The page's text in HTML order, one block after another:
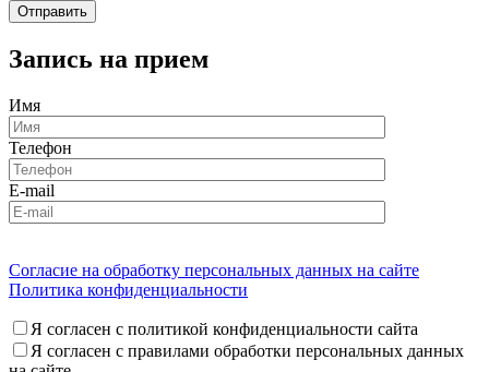
Запись на прием
Имя
Телефон
E-mail
Согласие на обработку персональных данных на сайте
Политика конфиденциальности
Я согласен с политикой конфиденциальности сайта
Я согласен с правилами обработки персональных данных